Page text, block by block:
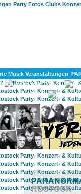
KULTUR
GAY
ROSTOCK